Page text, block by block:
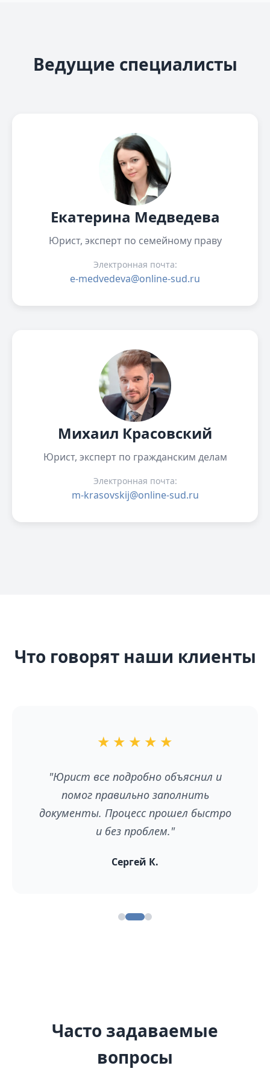
Ведущие специалисты
Екатерина Медведева
Юрист, эксперт по семейному праву
Электронная почта:
e-medvedeva@online-sud.ru
Михаил Красовский
Юрист, эксперт по гражданским делам
Электронная почта:
m-krasovskij@online-sud.ru
Что говорят наши клиенты
★ ★ ★ ★ ★
"Юрист все подробно объяснил и
помог правильно заполнить
документы. Процесс прошел быстро
и без проблем."
Сергей К.
Часто задаваемые
вопросы